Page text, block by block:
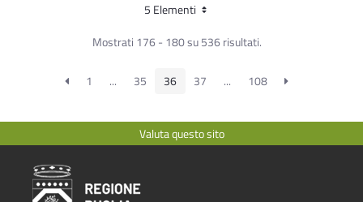
5 Elementi
Mostrati 176 - 180 su 536 risultati.
1 ... 35 36 37 ... 108
Valuta questo sito